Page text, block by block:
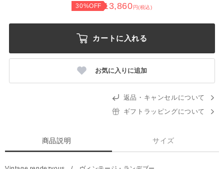
30%OFF 13,860円(税込)
カートに入れる
お気に入りに追加
返品・キャンセルについて
ギフトラッピングについて
商品説明 サイズ